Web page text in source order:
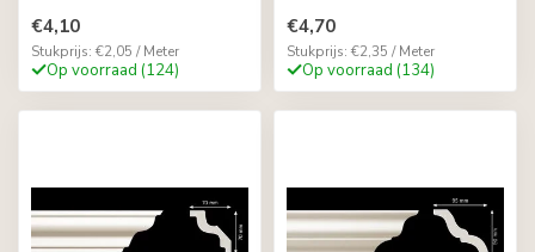
€4,10
Stukprijs: €2,05 / Meter
Op voorraad (124)
€4,70
Stukprijs: €2,35 / Meter
Op voorraad (134)